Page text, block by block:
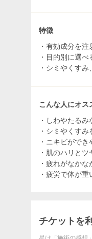
特徴
・有効成分を
・目的別に選
・シミやくす
こんな人にオス
・しわやたる
・シミやくす
・ニキビができ
・肌のハリと
・疲れがなか
・疲労で体が重
チケットを